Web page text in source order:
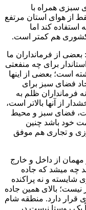
سبزی همراه با
از هوای استان مرتفع
استفاده کند اما
کشوری هم کمتر است.
بعضی از فرمانداران ما
برای چه منفعتی
است؛ بعضی از اینها
فضای سبز برای
فرمانداران ظلم به
از آنها بالاتر است،
فضای سبز و محیط
خود باشد چنین
و تجاری هم موفق
از داخل و خارج
چه میشد که جاده
شایسته و نه پراکنده
بالای همین جاده
قرار دارد. منطقه شام
یک روستا نیست در